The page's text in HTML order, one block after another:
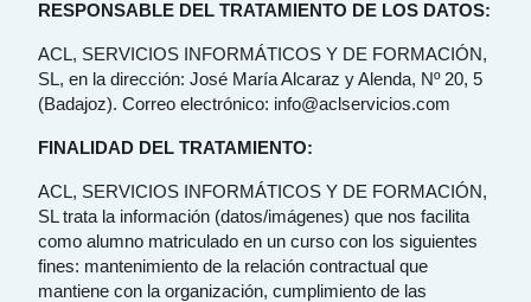
RESPONSABLE DEL TRATAMIENTO DE LOS DATOS:
ACL, SERVICIOS INFORMÁTICOS Y DE FORMACIÓN,
SL, en la dirección: José María Alcaraz y Alenda, Nº 20, 5
(Badajoz). Correo electrónico: info@aclservicios.com
FINALIDAD DEL TRATAMIENTO:
ACL, SERVICIOS INFORMÁTICOS Y DE FORMACIÓN,
SL trata la información (datos/imágenes) que nos facilita
como alumno matriculado en un curso con los siguientes
fines: mantenimiento de la relación contractual que
mantiene con la organización, cumplimiento de las